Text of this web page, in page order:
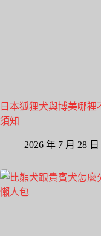
日本狐狸犬與博美哪
須知
2026 年 7 月 28 日